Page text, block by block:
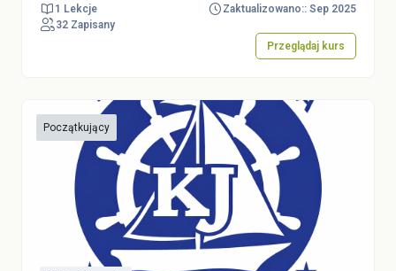
organizacyjnych ZHP ze szczególnym uwzględnieniem
drużyn harcerskich i starszoharcerskich. Przed
podejściem do testu należy zapoznać się z dokumentem
dokumenty.zhp.pl. Test stanowi element e-learningu w
ramach Kursu Drużynowych Harcerskich i
Starszoharcerskich "Wyprawa między wierszami".
1 Lekcje
Zaktualizowano:: Sep 2025
32 Zapisany
Przeglądaj kurs
Początkujący